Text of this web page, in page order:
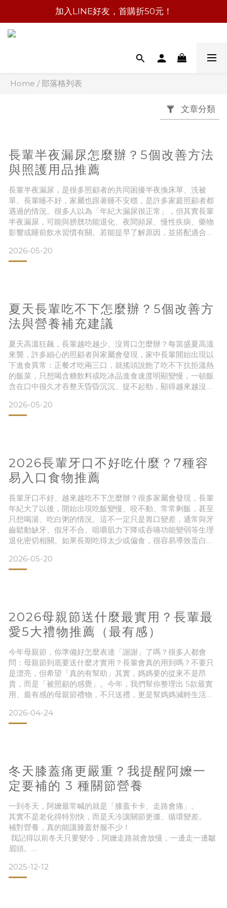
加入LINE好友，首購折50元！
Home /部落格列表
文章分類
長輩半夜漏尿怎麼辦？5個改善方法
與照護用品推薦
長輩半夜漏尿，是很多照顧者的共同困擾半夜換床單、洗被
單、長輩睡不好，家屬也跟著睡不安穩，是許多家庭照顧者都
遇過的情況。很多人以為「年紀大漏尿很正常」，但其實長輩
半夜漏尿，可能與膀胱功能退化、夜間頻尿、慢性疾病、藥物
影響或睡前飲水習慣有關。若能提早了解原因，並搭配適合的
長輩容易半夜漏尿？常見原因說明膀胱功能退化年齡增加後，
膀胱儲尿與控制能力可能下降夜間頻尿晚上起床上廁所次數增
2026-05-20
夏天長輩吃不下怎麼辦？5個改善方
法與營養補充建議
夏天高溫狂飆，長輩越吃越少、沒胃口怎麼辦？每當盛夏高溫
來襲，許多細心的照顧者與家屬會發現，家中長輩開始出現以
下進食異常：正餐才吃兩三口，就搖頭說飽了吃不下抗拒溫熱
的飯菜，只想喝含糖飲料或吃冰品進食速度明顯變慢，一頓飯
含在口中很久才吞整天昏昏沉沉、提不起勁，顯得越來越沒精
的天氣本就容易抑制大腦的食慾中樞。加上長輩隨著年齡增
長，基礎代謝變慢、消化液分泌減少（胃腸蠕動慢）、牙口功
2026-05-20
2026長輩牙口不好吃什麼？7種容
易入口食物推薦
長輩牙口不好、越來越吃不下怎麼辦？很多家屬會發現，長輩
年紀大了以後，開始出現吃飯變慢、咬不動、常常剩飯，甚至
只想喝湯、吃白粥的情況。這不一定只是胃口變差，通常與牙
齒鬆動缺牙、假牙不合、咀嚼肌力下降或吞嚥功能變弱等生理
退化密切相關。如果長期吃得太少或偏食，很容易導致蛋白質
活動力。這篇幫你整理符合衛福部「質地調整飲食」概念的 7
種適合牙口不好長輩的容易入口食物與備餐技巧，讓長輩吃得
2026-05-20
2026母親節送什麼最實用？長輩最
愛5大禮物推薦（最有感）
今年母親節，你準備好怎麼表達「謝謝」了嗎？很多人都會
問：母親節到底要送什麼才實用？長輩會真的用到嗎？不要只
是漂亮，但希望「真的有幫助」其實，媽媽要的從來不是昂
貴，而是「被照顧的感覺」。今年，我們幫你整理出 5款最實
用、最有感的母親節禮物，不只送禮，更是幫媽媽減輕生活負
天都能用到舒適感讓身體更放鬆安全性減少跌倒與意外母親節
推薦禮物 TOP51. 放鬆神器｜熱敷按摩眼罩3D氣壓按摩40度
2026-04-24
冬天膝蓋痛更嚴重？我提醒阿嬤一
定要補的 3 種關節營養
一到冬天，阿嬤最常喊的就是「膝蓋卡卡、走路會痛」。
其實不是老化得特別快，而是天冷讓關節更僵、循環變差。
補對營養，真的能讓膝蓋舒服不少！
我記得以前冬天只要變冷，阿嬤走路就會放慢，一邊走一邊皺
眉頭。
單運動， 幾週後她真的說：「最近比較不會痛了耶。」
今天把最有效的 3 個關節關鍵營養整理給你，家裡有長輩一定
2025-12-12